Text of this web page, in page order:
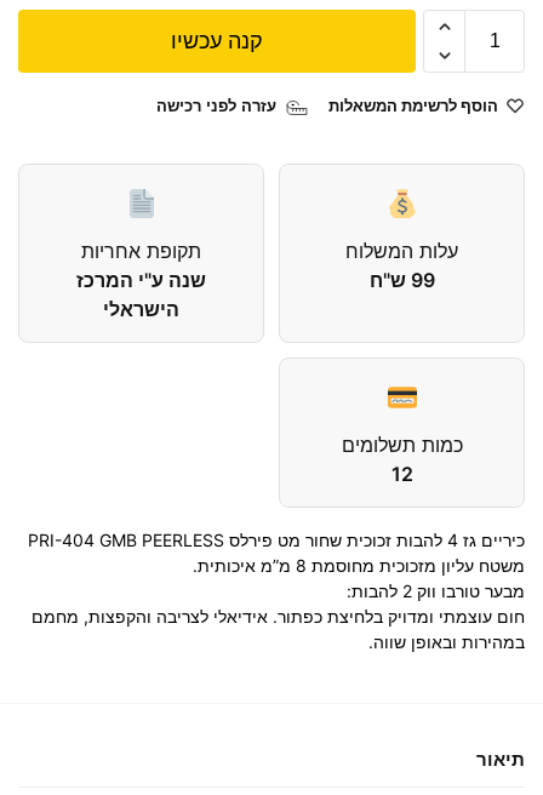
קנה עכשיו
הוסף לרשימת המשאלות עזרה לפני רכישה
עלות המשלוח
99 ש"ח
תקופת אחריות
שנה ע"י המרכז
הישראלי
כמות תשלומים
12
כיריים גז 4 להבות זכוכית שחור מט פירלס PRI-404 GMB PEERLESS
משטח עליון מזכוכית מחוסמת 8 מ”מ איכותית.
מבער טורבו ווק 2 להבות:
חום עוצמתי ומדויק בלחיצת כפתור. אידיאלי לצריבה והקפצות, מחמם
במהירות ובאופן שווה.
תיאור